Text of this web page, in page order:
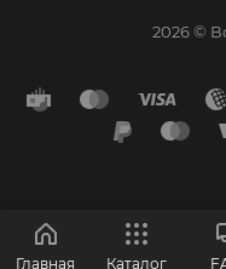
2026 ©
Главная Каталог